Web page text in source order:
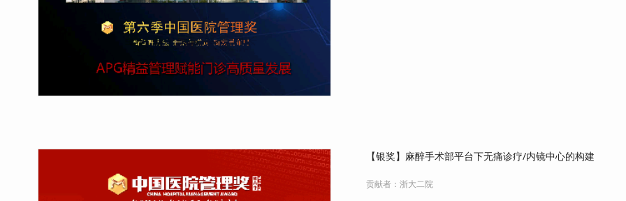
【银奖】麻醉手术部平台下无痛诊疗/内镜中心的构建
贡献者：浙大二院